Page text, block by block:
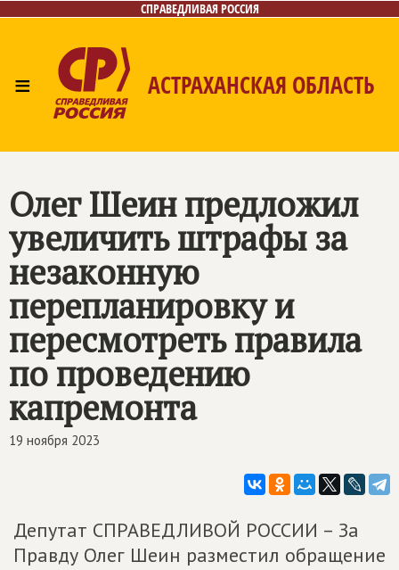
СПРАВЕДЛИВАЯ РОССИЯ
≡ АСТРАХАНСКАЯ ОБЛАСТЬ
Олег Шеин предложил
увеличить штрафы за
незаконную
перепланировку и
пересмотреть правила
по проведению
капремонта
19 ноября 2023
Депутат СПРАВЕДЛИВОЙ РОССИИ – За
Правду Олег Шеин разместил обращение